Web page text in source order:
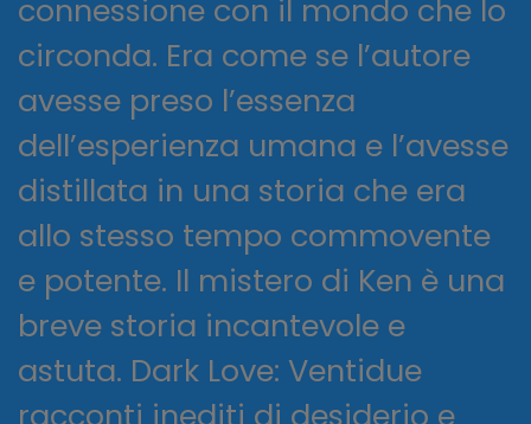
connessione con il mondo che lo
circonda. Era come se l’autore
avesse preso l’essenza
dell’esperienza umana e l’avesse
distillata in una storia che era
allo stesso tempo commovente
e potente. Il mistero di Ken è una
breve storia incantevole e
astuta. Dark Love: Ventidue